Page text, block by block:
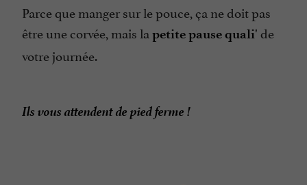
Parce que manger sur le pouce, ça ne doit pas
être une corvée, mais la petite pause quali' de
votre journée.
Ils vous attendent de pied ferme !